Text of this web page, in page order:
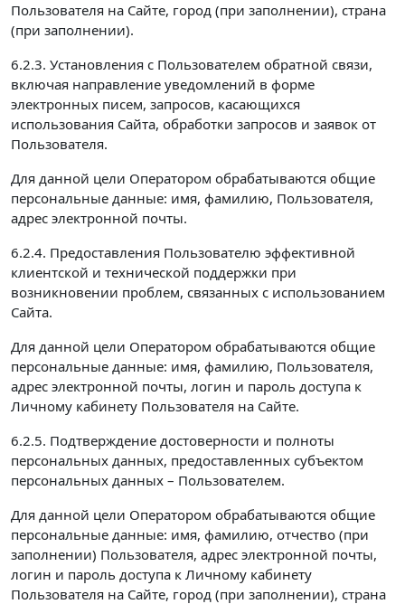
Пользователя на Сайте, город (при заполнении), страна
(при заполнении).
6.2.3. Установления с Пользователем обратной связи,
включая направление уведомлений в форме
электронных писем, запросов, касающихся
использования Сайта, обработки запросов и заявок от
Пользователя.
Для данной цели Оператором обрабатываются общие
персональные данные: имя, фамилию, Пользователя,
адрес электронной почты.
6.2.4. Предоставления Пользователю эффективной
клиентской и технической поддержки при
возникновении проблем, связанных с использованием
Сайта.
Для данной цели Оператором обрабатываются общие
персональные данные: имя, фамилию, Пользователя,
адрес электронной почты, логин и пароль доступа к
Личному кабинету Пользователя на Сайте.
6.2.5. Подтверждение достоверности и полноты
персональных данных, предоставленных субъектом
персональных данных – Пользователем.
Для данной цели Оператором обрабатываются общие
персональные данные: имя, фамилию, отчество (при
заполнении) Пользователя, адрес электронной почты,
логин и пароль доступа к Личному кабинету
Пользователя на Сайте, город (при заполнении), страна